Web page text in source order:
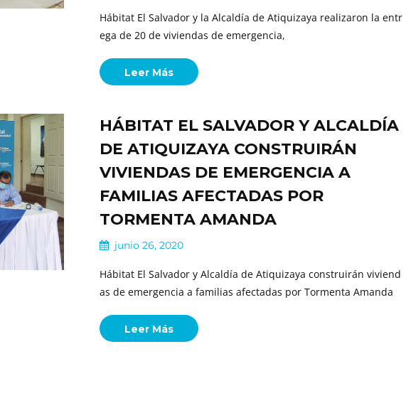
Hábitat El Salvador y la Alcaldía de Atiquizaya realizaron la entr
ega de 20 de viviendas de emergencia,
Leer Más
HÁBITAT EL SALVADOR Y ALCALDÍA
DE ATIQUIZAYA CONSTRUIRÁN
VIVIENDAS DE EMERGENCIA A
FAMILIAS AFECTADAS POR
TORMENTA AMANDA
junio 26, 2020
Hábitat El Salvador y Alcaldía de Atiquizaya construirán viviend
as de emergencia a familias afectadas por Tormenta Amanda
Leer Más